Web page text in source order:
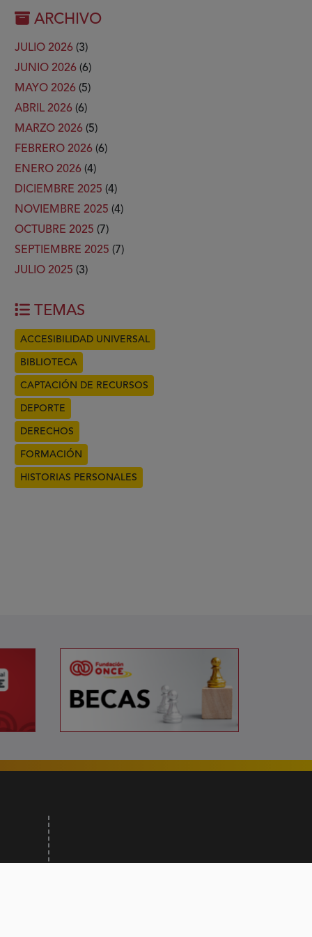
ARCHIVO
JULIO 2026 (3)
JUNIO 2026 (6)
MAYO 2026 (5)
ABRIL 2026 (6)
MARZO 2026 (5)
FEBRERO 2026 (6)
ENERO 2026 (4)
DICIEMBRE 2025 (4)
NOVIEMBRE 2025 (4)
OCTUBRE 2025 (7)
SEPTIEMBRE 2025 (7)
JULIO 2025 (3)
TEMAS
ACCESIBILIDAD UNIVERSAL
BIBLIOTECA
CAPTACIÓN DE RECURSOS
DEPORTE
DERECHOS
FORMACIÓN
HISTORIAS PERSONALES